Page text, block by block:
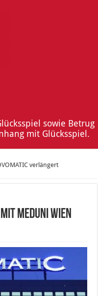
sowie Betrug
mit Glücksspiel.
verlängert
MedUni Wien